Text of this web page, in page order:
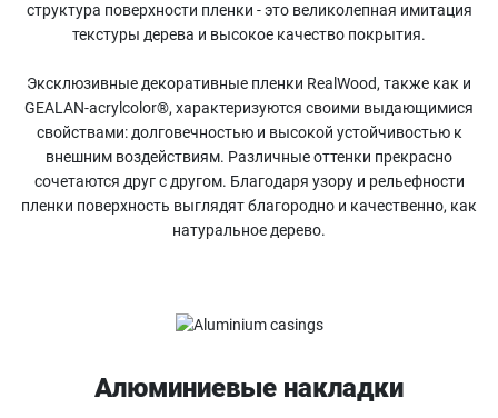
структура поверхности пленки - это великолепная имитация
текстуры дерева и высокое качество покрытия.
Эксклюзивные декоративные пленки RealWood, также как и
GEALAN-acrylcolor®, характеризуются своими выдающимися
свойствами: долговечностью и высокой устойчивостью к
внешним воздействиям. Различные оттенки прекрасно
сочетаются друг с другом. Благодаря узору и рельефности
пленки поверхность выглядят благородно и качественно, как
натуральное дерево.
Алюминиевые накладки